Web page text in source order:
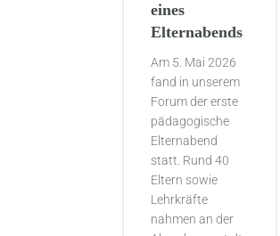
eines
Elternabends
Am 5. Mai 2026
fand in unserem
Forum der erste
pädagogische
Elternabend
statt. Rund 40
Eltern sowie
Lehrkräfte
nahmen an der